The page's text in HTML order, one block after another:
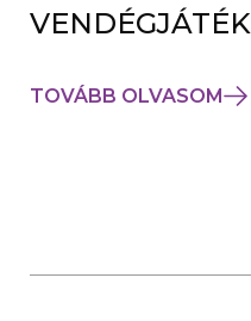
VENDÉGJÁTÉK
TOVÁBB OLVASOM